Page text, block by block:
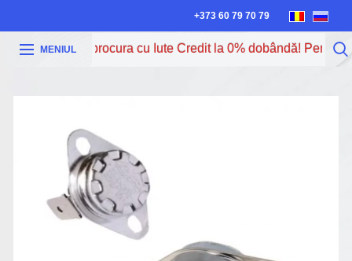
+373 60 79 70 79
MENIUL
Acum poți procura cu Iute Credit la 0% dobândă! Pentru